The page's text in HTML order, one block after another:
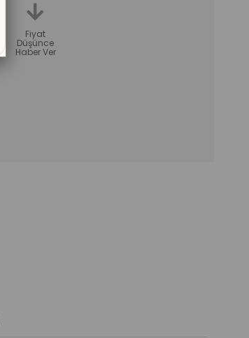
Fiyat
Düşünce
Haber Ver